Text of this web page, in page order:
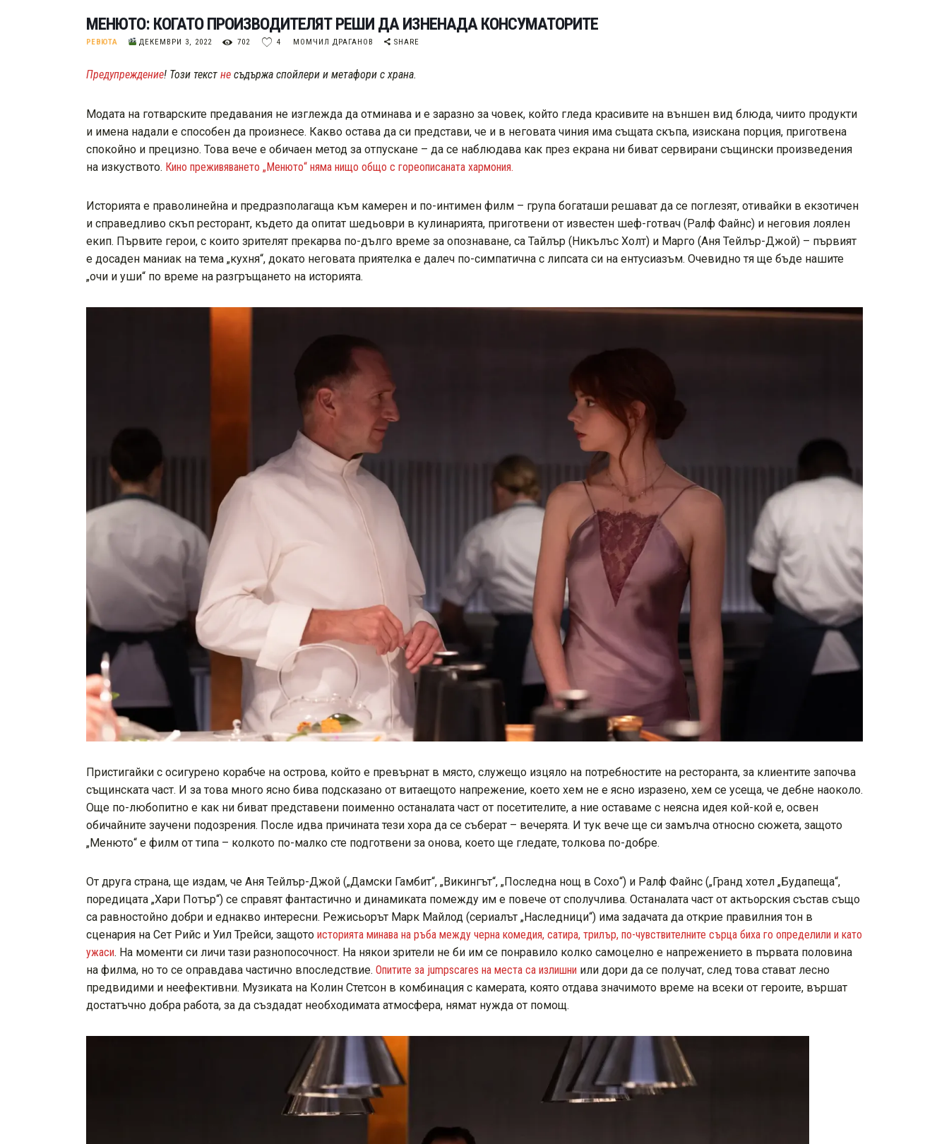
МЕНЮТО: КОГАТО ПРОИЗВОДИТЕЛЯТ РЕШИ ДА ИЗНЕНАДА КОНСУМАТОРИТЕ
РЕВЮТА ДЕКЕМВРИ 3, 2022 702 4 МОМЧИЛ ДРАГАНОВ SHARE
Предупреждение! Този текст не съдържа спойлери и метафори с храна.
Модата на готварските предавания не изглежда да отминава и е заразно за човек, който гледа красивите на външен вид блюда, чиито продукти
и имена надали е способен да произнесе. Какво остава да си представи, че и в неговата чиния има същата скъпа, изискана порция, приготвена
спокойно и прецизно. Това вече е обичаен метод за отпускане – да се наблюдава как през екрана ни биват сервирани същински произведения
на изкуството. Кино преживяването „Менюто“ няма нищо общо с гореописаната хармония.
Историята е праволинейна и предразполагаща към камерен и по-интимен филм – група богаташи решават да се поглезят, отивайки в екзотичен
и справедливо скъп ресторант, където да опитат шедьоври в кулинарията, приготвени от известен шеф-готвач (Ралф Файнс) и неговия лоялен
екип. Първите герои, с които зрителят прекарва по-дълго време за опознаване, са Тайлър (Никълъс Холт) и Марго (Аня Тейлър-Джой) – първият
е досаден маниак на тема „кухня“, докато неговата приятелка е далеч по-симпатична с липсата си на ентусиазъм. Очевидно тя ще бъде нашите
„очи и уши“ по време на разгръщането на историята.
Пристигайки с осигурено корабче на острова, който е превърнат в място, служещо изцяло на потребностите на ресторанта, за клиентите започва
същинската част. И за това много ясно бива подсказано от витаещото напрежение, което хем не е ясно изразено, хем се усеща, че дебне наоколо.
Още по-любопитно е как ни биват представени поименно останалата част от посетителите, а ние оставаме с неясна идея кой-кой е, освен
обичайните заучени подозрения. После идва причината тези хора да се съберат – вечерята. И тук вече ще си замълча относно сюжета, защото
„Менюто“ е филм от типа – колкото по-малко сте подготвени за онова, което ще гледате, толкова по-добре.
От друга страна, ще издам, че Аня Тейлър-Джой („Дамски Гамбит“, „Викингът“, „Последна нощ в Сохо“) и Ралф Файнс („Гранд хотел „Будапеща“,
поредицата „Хари Потър“) се справят фантастично и динамиката помежду им е повече от сполучлива. Останалата част от актьорския състав също
са равностойно добри и еднакво интересни. Режисьорът Марк Майлод (сериалът „Наследници“) има задачата да открие правилния тон в
сценария на Сет Рийс и Уил Трейси, защото историята минава на ръба между черна комедия, сатира, трилър, по-чувствителните сърца биха го определили и като
ужаси. На моменти си личи тази разнопосочност. На някои зрители не би им се понравило колко самоцелно е напрежението в първата половина
на филма, но то се оправдава частично впоследствие. Опитите за jumpscares на места са излишни или дори да се получат, след това стават лесно
предвидими и неефективни. Музиката на Колин Стетсон в комбинация с камерата, която отдава значимото време на всеки от героите, вършат
достатъчно добра работа, за да създадат необходимата атмосфера, нямат нужда от помощ.